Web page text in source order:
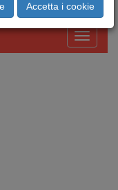
Toggle
Accetta i cookie